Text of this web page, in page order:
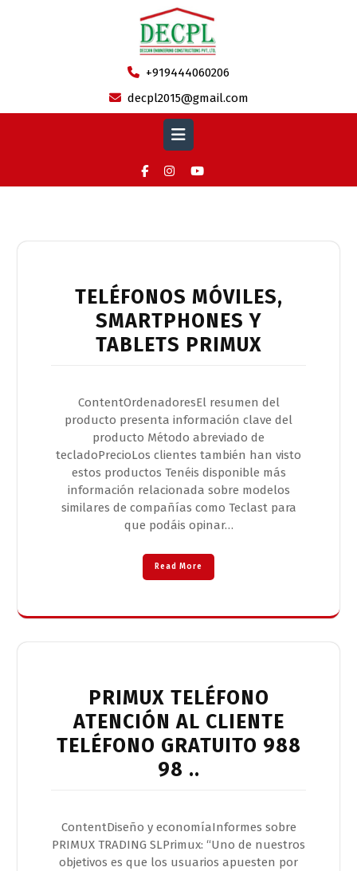
+919444060206
decpl2015@gmail.com
Button
TELÉFONOS MÓVILES,
SMARTPHONES Y
TABLETS PRIMUX
ContentOrdenadoresEl resumen del
producto presenta información clave del
producto Método abreviado de
tecladoPrecioLos clientes también han visto
estos productos Tenéis disponible más
información relacionada sobre modelos
similares de compañías como Teclast para
que podáis opinar…
Read More
PRIMUX TELÉFONO
ATENCIÓN AL CLIENTE
TELÉFONO GRATUITO 988
98 ..
ContentDiseño y economíaInformes sobre
PRIMUX TRADING SLPrimux: “Uno de nuestros
objetivos es que los usuarios apuesten por